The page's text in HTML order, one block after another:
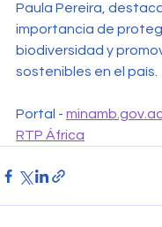
Paula Pereira,
importancia de
biodiversidad y
sostenibles en el país.
Portal -
RTP África